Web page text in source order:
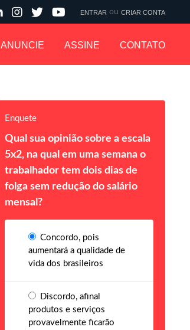
ANUNCIE ASSINE CONTATO
ENTRAR ou CRIAR CONTA
Enquete
Qual sua opinião sobre a escala
5x2, na qual em uma semana o
trabalhador tem dois dias de
folga sem redução do salário
mensal?
Concordo, pois
aumentará a qualidade de
vida dos brasileiros
Discordo, afinal
produtos e serviços
provavelmente ficarão